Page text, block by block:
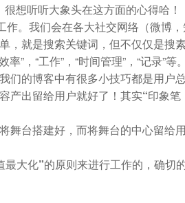
想听听大象头在这方面的心得哈！
。我们会在各大社交网络（微博
，就是搜索关键词，但不仅仅是搜
，“工作”，“时间管理”，“记录”等。
们的博客中有很多小技巧都是用户总
产出留给用户就好了！其实“印象笔
舞台搭建好，而将舞台的中心留给用
大化”的原则来进行工作的，确切